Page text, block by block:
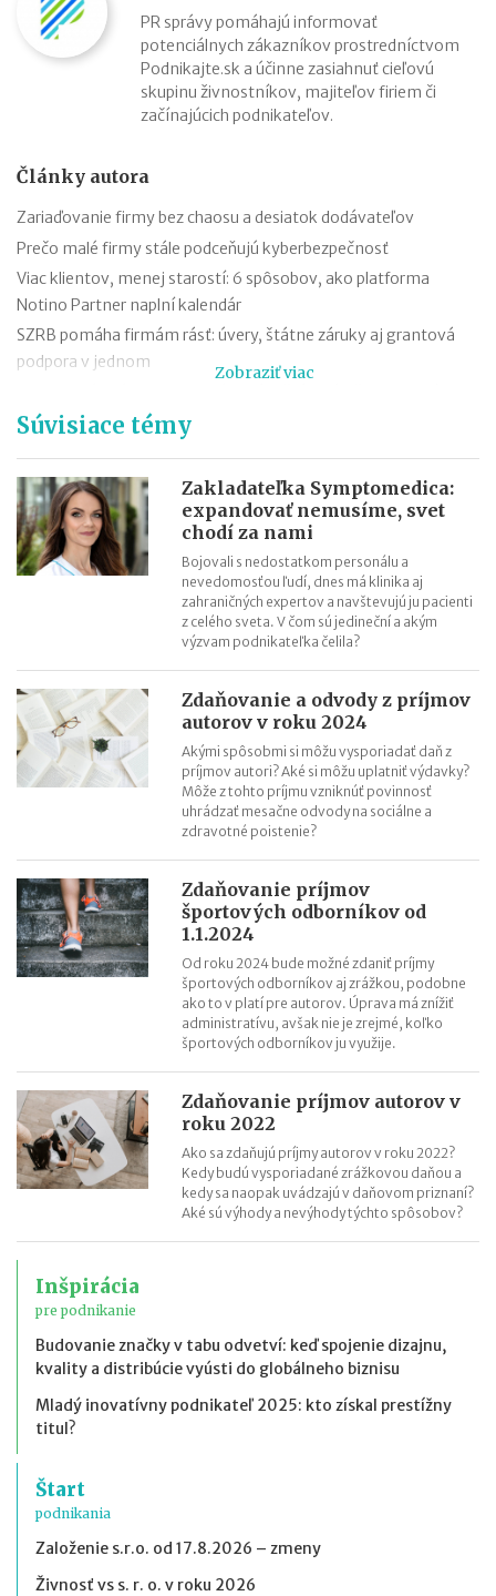
PR správy pomáhajú informovať
potenciálnych zákazníkov prostredníctvom
Podnikajte.sk a účinne zasiahnuť cieľovú
skupinu živnostníkov, majiteľov firiem či
začínajúcich podnikateľov.
Články autora
Zariaďovanie firmy bez chaosu a desiatok dodávateľov
Prečo malé firmy stále podceňujú kyberbezpečnosť
Viac klientov, menej starostí: 6 spôsobov, ako platforma
Notino Partner naplní kalendár
SZRB pomáha firmám rásť: úvery, štátne záruky aj grantová
podpora v jednom
Časté chyby v účtovníctve a ako sa im vyhnúť vďaka
Revolúcia v doručovaní listov: výdajné boxy už nie sú len pre
balíky, poštu si vyzdvihnete kedykoľvek
Efektívny rast v roku 2026: Objavte potenciál AI aj na Kaufland
online trhovisku
Black Friday: Ako môžu slovenskí predajcovia využiť nákupnú
Najsilnejšia predvianočná sezóna: 5 krokov k vyšším tržbám
Zobraziť viac
Súvisiace témy
Zakladateľka Symptomedica:
expandovať nemusíme, svet
chodí za nami
Bojovali s nedostatkom personálu a
nevedomosťou ľudí, dnes má klinika aj
zahraničných expertov a navštevujú ju pacienti
z celého sveta. V čom sú jedineční a akým
výzvam podnikateľka čelila?
Zdaňovanie a odvody z príjmov
autorov v roku 2024
Akými spôsobmi si môžu vysporiadať daň z
príjmov autori? Aké si môžu uplatniť výdavky?
Môže z tohto príjmu vzniknúť povinnosť
uhrádzať mesačne odvody na sociálne a
zdravotné poistenie?
Zdaňovanie príjmov
športových odborníkov od
1.1.2024
Od roku 2024 bude možné zdaniť príjmy
športových odborníkov aj zrážkou, podobne
ako to v platí pre autorov. Úprava má znížiť
administratívu, avšak nie je zrejmé, koľko
športových odborníkov ju využije.
Zdaňovanie príjmov autorov v
roku 2022
Ako sa zdaňujú príjmy autorov v roku 2022?
Kedy budú vysporiadané zrážkovou daňou a
kedy sa naopak uvádzajú v daňovom priznaní?
Aké sú výhody a nevýhody týchto spôsobov?
Inšpirácia
pre podnikanie
Budovanie značky v tabu odvetví: keď spojenie dizajnu,
kvality a distribúcie vyústi do globálneho biznisu
Mladý inovatívny podnikateľ 2025: kto získal prestížny
titul?
Štart
podnikania
Založenie s.r.o. od 17.8.2026 – zmeny
Živnosť vs s. r. o. v roku 2026